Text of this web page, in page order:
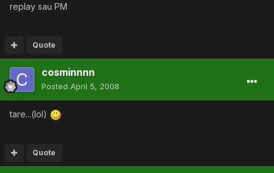
replay sau PM
Quote
cosminnnn
Posted April 5, 2008
tare...(lol)
Quote